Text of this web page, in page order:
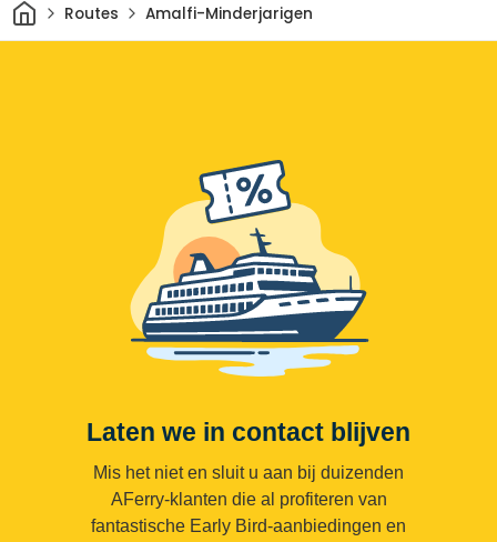
ThuisRoutes Amalfi-Minderjarigen
Laten we in contact blijven
Mis het niet en sluit u aan bij duizenden
AFerry-klanten die al profiteren van
fantastische Early Bird-aanbiedingen en